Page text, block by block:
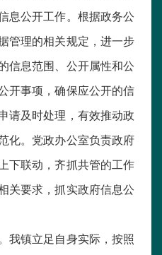
息公开工作。根据政务公
管理的相关规定，进一步
信息范围、公开属性和公
开事项，确保应公开的信
请及时处理，有效推动政
化。党政办公室负责政府
下联动，齐抓共管的工作
关要求，抓实政府信息公
我镇立足自身实际，按照